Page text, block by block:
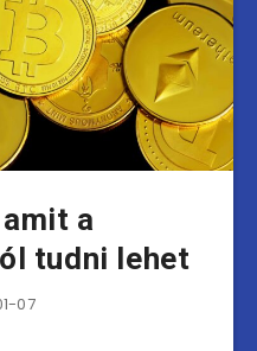
a
tudni lehet
07